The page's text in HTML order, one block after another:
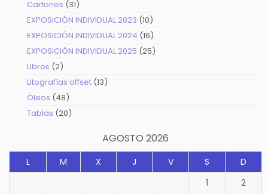
Cartones 3131
productos
EXPOSICIÓN INDIVIDUAL 2023 1010
productos
EXPOSICIÓN INDIVIDUAL 2024 1616
productos
EXPOSICIÓN INDIVIDUAL 2025 2525
Libros 22
productos
Litografías offset 1313
Óleos 4848
productos
Tablas 2020
AGOSTO 2026
L M X J V S
D
1
2